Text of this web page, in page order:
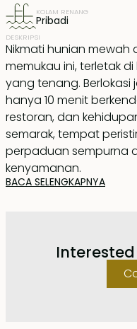
KOLAM RENANG
Pribadi
DESKRIPSI
Nikmati hunian mewah
memukau ini, terletak
yang tenang. Berlokasi
hanya 10 menit
restoran, dan
semarak, tempat
perpaduan sempurna
kenyamanan.
tempat makan, dan
santai di tepi kolam
berukuran 16 x 5
BACA SELENGKAPNYA